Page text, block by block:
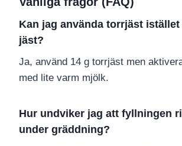
Kan jag använda torrjäst
jäst?
Ja, använd 14 g torrjäst men
med lite varm mjölk.
Hur undviker jag att fyllningen
under gräddning?